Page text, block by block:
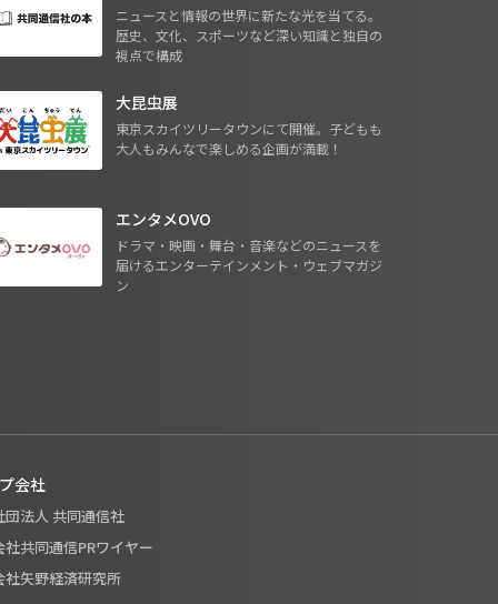
ニュースと情報の世界に新たな光を当てる。
歴史、文化、スポーツなど深い知識と独自の
視点で構成
大昆虫展
東京スカイツリータウンにて開催。子どもも
大人もみんなで楽しめる企画が満載！
エンタメOVO
ドラマ・映画・舞台・音楽などのニュースを
届けるエンターテインメント・ウェブマガジ
ン
会社
団法人 共同通信社
社共同通信PRワイヤー
社矢野経済研究所